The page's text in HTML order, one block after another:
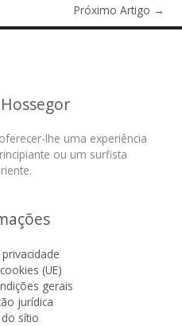
Próximo Artigo →
lhe uma experiência
ou um surfista
(UE)
gerais
jurídica
sítio